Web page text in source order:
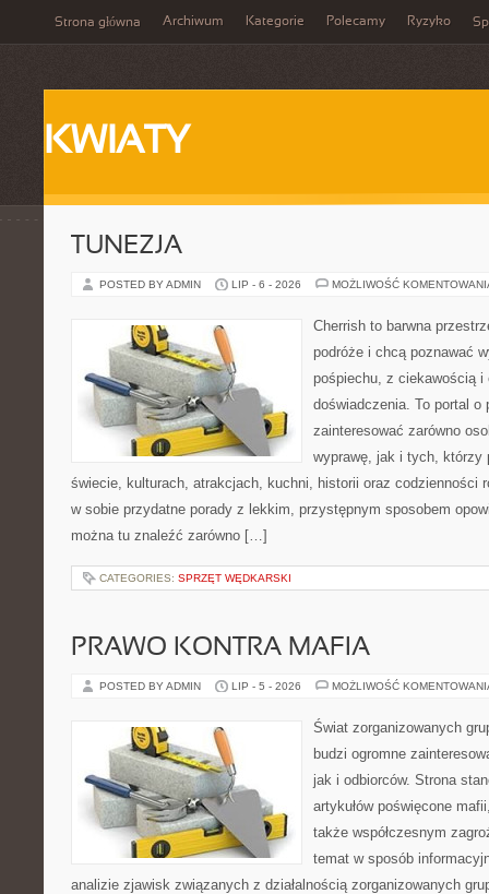
Strona główna Archiwum Kategorie Polecamy Ryzyko
KWIATY
TUNEZJA
POSTED BY ADMIN LIP - 6 - 2026 MOŻLIWOŚĆ
Cherrish to barwna
podróże i chcą poznawać
pośpiechu, z ciekawością i
doświadczenia. To portal o
zainteresować zarówno
wyprawę, jak i tych, którzy
świecie, kulturach, atrakcjach, kuchni, historii oraz codzienności
w sobie przydatne porady z lekkim, przystępnym sposobem
można tu znaleźć zarówno […]
CATEGORIES: SPRZĘT WĘDKARSKI
PRAWO KONTRA MAFIA
POSTED BY ADMIN LIP - 5 - 2026 MOŻLIWOŚĆ
Świat zorganizowanych
budzi ogromne
jak i odbiorców. Strona
artykułów poświęcone
także współczesnym
temat w sposób
analizie zjawisk związanych z działalnością zorganizowanych